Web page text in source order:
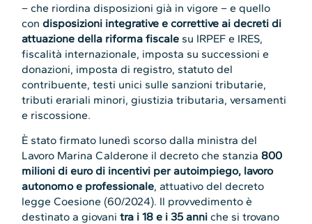
– che riordina disposizioni già in vigore – e quello
condisposizioni integrative e correttive ai decreti di
attuazione della riforma fiscale su IRPEF e IRES,
fiscalità internazionale, imposta su successioni e
donazioni, imposta di registro, statuto del
contribuente, testi unici sulle sanzioni tributarie,
tributi erariali minori, giustizia tributaria, versamenti
e riscossione.
È stato firmato lunedì scorso dalla ministra del
Lavoro Marina Calderone il decreto che stanzia800
milioni di euro di incentivi per autoimpiego, lavoro
autonomo e professionale, attuativo del decreto
legge Coesione (60/2024). Il provvedimento è
destinato a giovanitra i 18 e i 35 anni che si trovano